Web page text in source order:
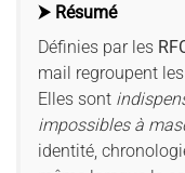
⮞ Résumé
Définies par les
mail regroupent
Elles sont
impossibles à
identité,